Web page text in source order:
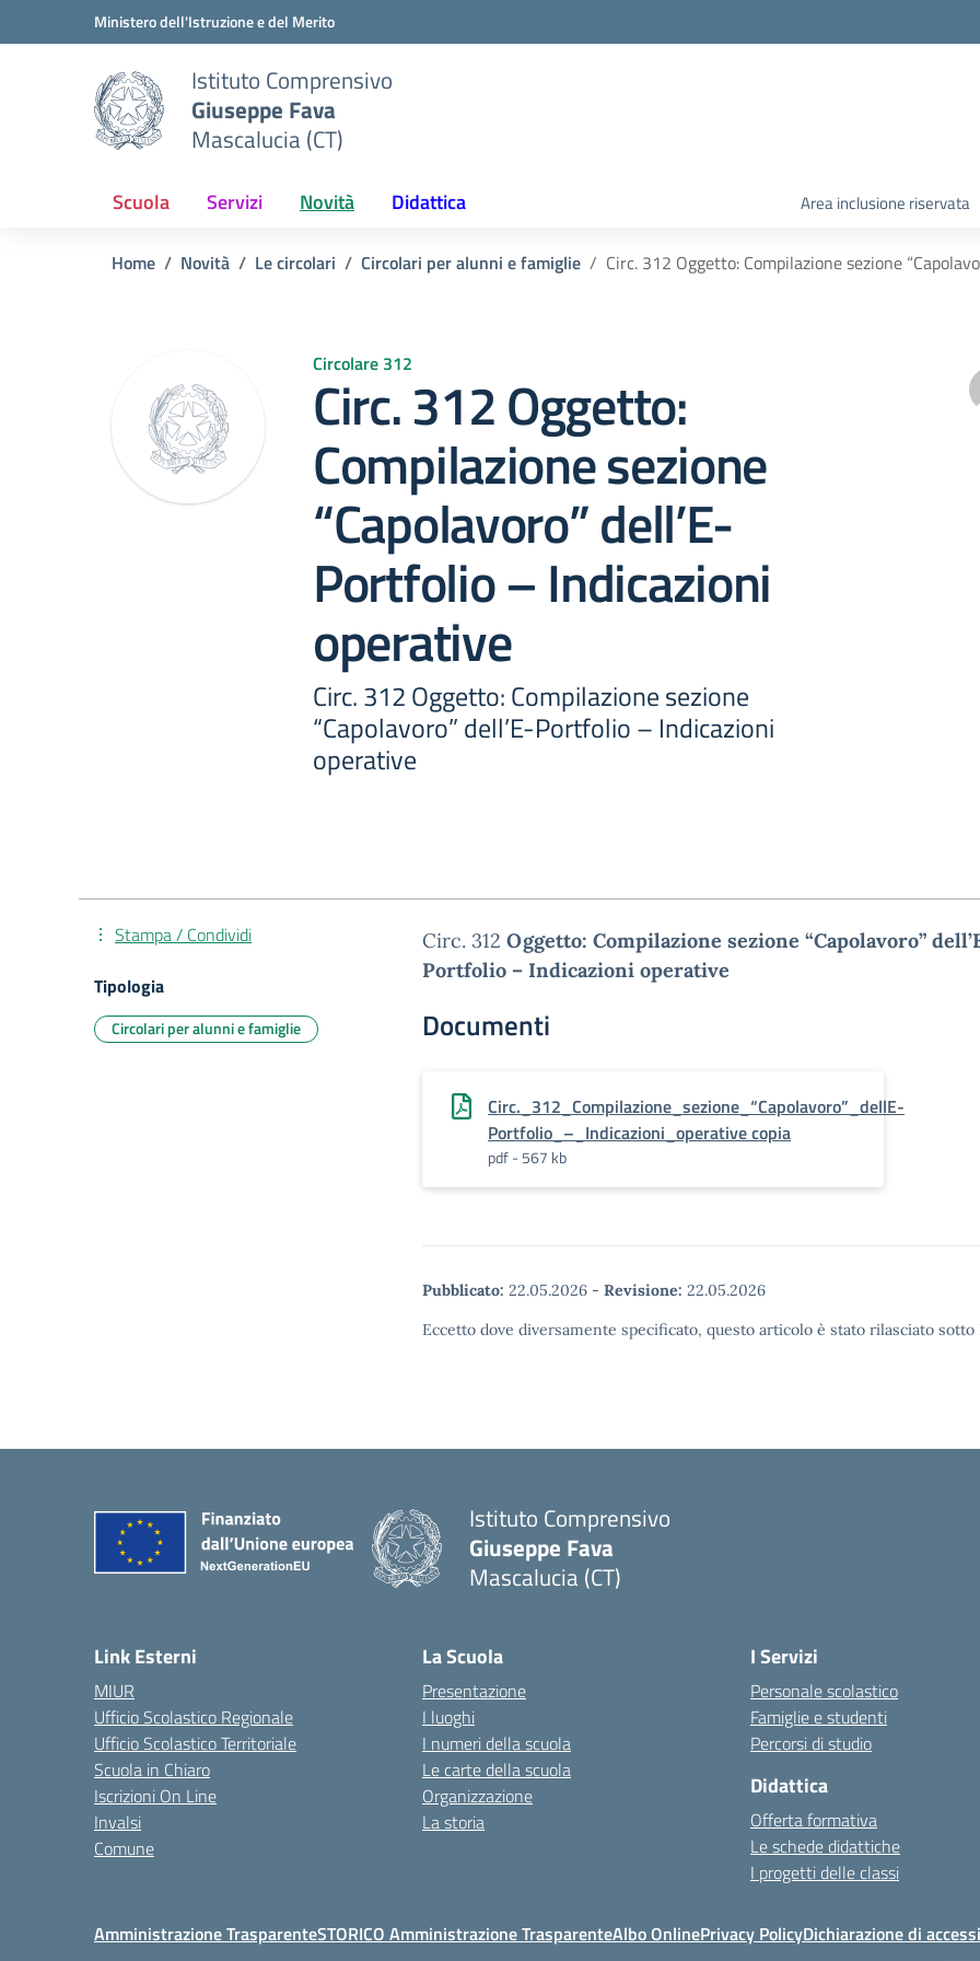
Vai ai contenuti
Vai al menu di navigazioneMinistero dell'Istruzione e del Merito
Istituto Comprensivo
Giuseppe Fava
Mascalucia (CT)
Scuola Servizi Novità Didattica Area inclusione riservata
Home Novità Le circolari Circolari per alunni e famiglie Circ. 312 Oggetto: Compilazione sezione
Circolare 312
Circ. 312 Oggetto:
Compilazione sezione
“Capolavoro” dell’E-
Portfolio – Indicazioni
operative
Circ. 312 Oggetto: Compilazione sezione
“Capolavoro” dell’E-Portfolio – Indicazioni
operative
Circ. 312 Oggetto: Compilazione sezione “Capolavoro”
Portfolio – Indicazioni operative
Documenti
Circ._312_Compilazione_sezione_“Capolavoro”_dellE-
Portfolio_–_Indicazioni_operative copia
pdf - 567 kb
Pubblicato: 22.05.2026 - Revisione: 22.05.2026
Eccetto dove diversamente specificato, questo articolo è stato rilasciato
Stampa / Condividi
Tipologia
Circolari per alunni e famiglie
Istituto Comprensivo
Giuseppe Fava
Mascalucia (CT)
Link Esterni
MIUR
Ufficio Scolastico Regionale
Ufficio Scolastico Territoriale
Scuola in Chiaro
Iscrizioni On Line
Invalsi
Comune
La Scuola
Presentazione
I luoghi
I numeri della scuola
Le carte della scuola
Organizzazione
La storia
I Servizi
Personale scolastico
Famiglie e studenti
Percorsi di studio
Didattica
Offerta formativa
Le schede didattiche
I progetti delle classi
Amministrazione TrasparenteSTORICO Amministrazione TrasparenteAlbo OnlinePrivacy PolicyDichiarazione di